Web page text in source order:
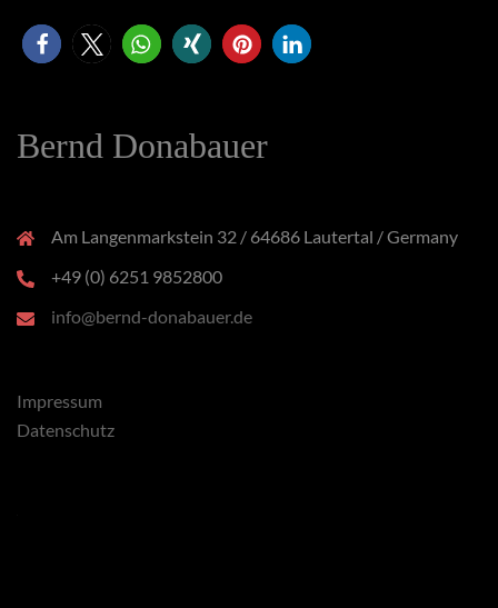
Bernd Donabauer
Am Langenmarkstein 32 / 64686 Lautertal / Germany
+49 (0) 6251 9852800
info@bernd-donabauer.de
Impressum
Datenschutz